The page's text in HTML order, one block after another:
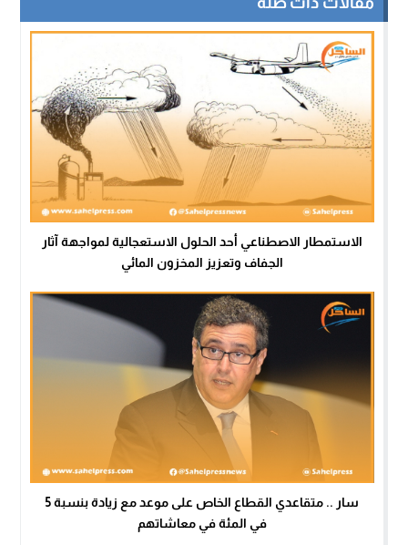
الاستمطار الاصطناعي أحد الحلول الاستعجالية لمواجهة آثار
الجفاف وتعزيز المخزون المائي
سار .. متقاعدي القطاع الخاص على موعد مع زيادة بنسبة 5
في المئة في معاشاتهم